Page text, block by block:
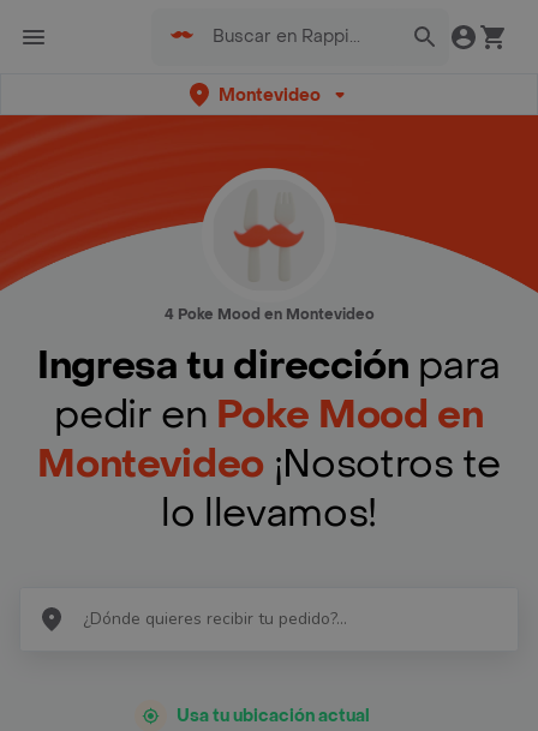
Montevideo
4 Poke Mood en Montevideo
Ingresa tu dirección para
pedir en Poke Mood en
Montevideo ¡Nosotros te
lo llevamos!
Usa tu ubicación actual